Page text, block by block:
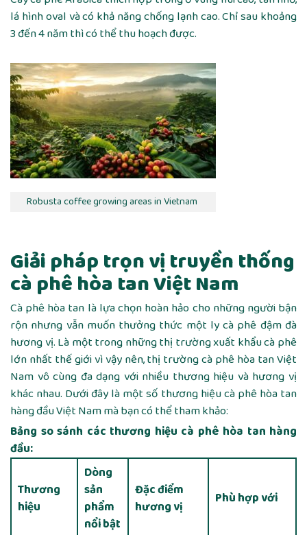
lá hình oval và có khả năng chống lạnh cao. Chỉ sau khoảng
3 đến 4 năm thì có thể thu hoạch được.
Robusta coffee growing areas in Vietnam
Giải pháp trọn vị truyền thống
cà phê hòa tan Việt Nam
Cà phê hòa tan là lựa chọn hoàn hảo cho những người bận
rộn nhưng vẫn muốn thưởng thức một ly cà phê đậm đà
hương vị. Là một trong những thị trường xuất khẩu cà phê
lớn nhất thế giới vì vậy nên, thị trường cà phê hòa tan Việt
Nam vô cùng đa dạng với nhiều thương hiệu và hương vị
khác nhau. Dưới đây là một số thương hiệu cà phê hòa tan
hàng đầu Việt Nam mà bạn có thể tham khảo:
Bảng so sánh các thương hiệu cà phê hòa tan hàng
đầu:
Thương
hiệu
Dòng
sản
phẩm
nổi bật
Đặc điểm
hương vị
Phù hợp với